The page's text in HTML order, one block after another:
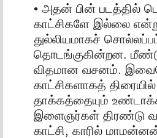
• அதன் பின் படத்தில்
காட்சிகளே இல்லை
துல்லியமாகச்
தொடங்குகின்றன.
விதமான வசனம்.
காட்சிகளாகத்
தாக்கத்தையும்
இளைஞர்கள் திரண்டு
காட்சி, காரில் மாமன்னன்